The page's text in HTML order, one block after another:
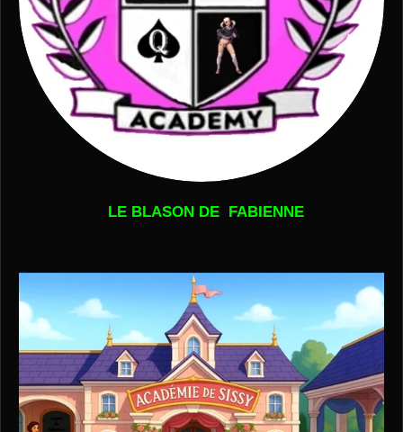
LE BLASON DE FABIENNE